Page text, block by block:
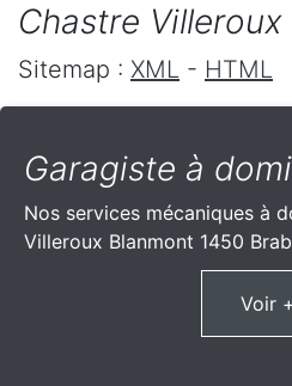
Chastre
Sitemap : XML - HTML
Garagiste à
Nos services mécaniques à
Villeroux Blanmont 1450
Voir +